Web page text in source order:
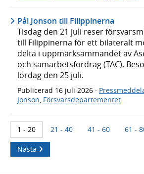
Pål Jonson till Filippinerna
Tisdag den 21 juli reser
till Filippinerna för ett bilateralt
delta i uppmärksammandet av
och samarbetsfördrag (TAC).
lördag den 25 juli.
Publicerad 16 juli 2026 ·
Jonson Försvarsdepartementet
1 - 20 21 - 40 41 - 60 61 -
Nästa